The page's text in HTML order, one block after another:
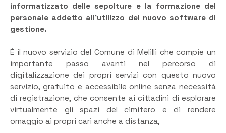
informatizzato delle sepolture e la formazione del
personale addetto all’utilizzo del nuovo software di
gestione.
È il nuovo servizio del Comune di Melilli che compie un
importante passo avanti nel percorso di
digitalizzazione dei propri servizi con questo nuovo
servizio, gratuito e accessibile online senza necessità
di registrazione, che consente ai cittadini di esplorare
virtualmente gli spazi del cimitero e di rendere
omaggio ai propri cari anche a distanza,